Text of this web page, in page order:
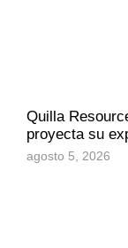
Quilla
proyecta su
agosto 5, 2026